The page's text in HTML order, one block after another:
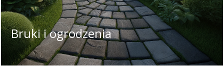
Bruki i ogrodzenia